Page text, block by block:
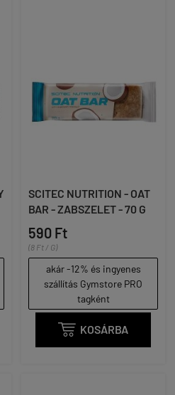
SCITEC NUTRITION - OAT
BAR - ZABSZELET - 70 G
590 Ft
(8 Ft / G)
akár -12% és ingyenes
szállítás Gymstore PRO
tagként
 KOSÁRBA